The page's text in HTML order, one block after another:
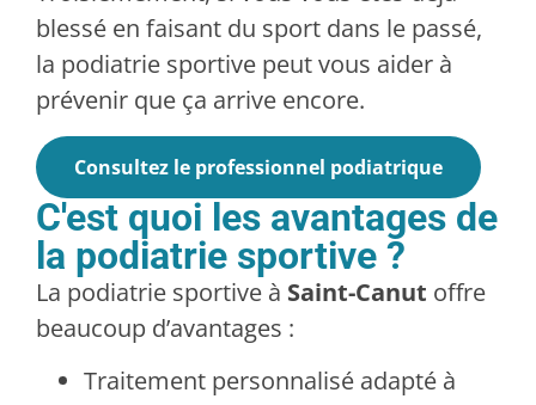
blessé en faisant du sport dans le passé,
la podiatrie sportive peut vous aider à
prévenir que ça arrive encore.
Consultez le professionnel podiatrique
C'est quoi les avantages de
la podiatrie sportive ?
La podiatrie sportive à Saint-Canut offre
beaucoup d’avantages :
Traitement personnalisé adapté à